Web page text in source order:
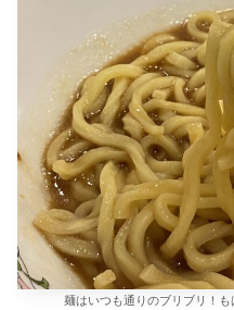
麺はいつも通りのブリブリ！